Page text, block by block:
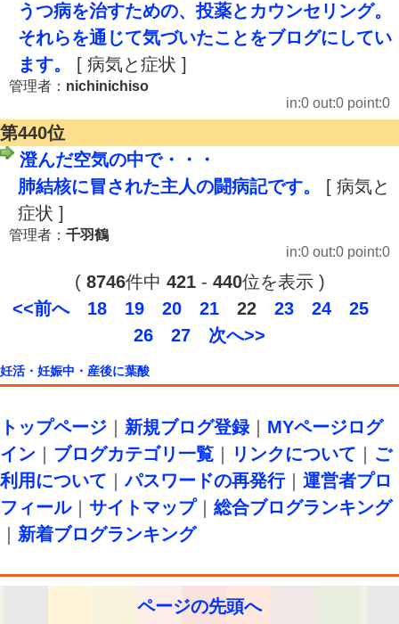
うつ病を治すための、投薬とカウンセリング。
それらを通じて気づいたことをブログにしてい
ます。
[ 病気と症状 ]
管理者： nichinichiso
in:0 out:0 point:0
第440位
澄んだ空気の中で・・・
肺結核に冒された主人の闘病記です。
[ 病気と
症状 ]
管理者： 千羽鶴
in:0 out:0 point:0
( 8746件中 421- 440位を表示 )
<<前へ
18 19 20 21 22 23 24
25
26
27 次へ>>
妊活・妊娠中・産後に葉酸
トップページ 新規ブログ登録｜ MYページログ
イン
ブログカテゴリ一覧 リンクについて
ご
利用について ｜パスワードの再発行｜ 運営者プロ
フィール｜ サイトマップ｜ 総合ブログランキング
新着ブログランキング
ページの先頭へ